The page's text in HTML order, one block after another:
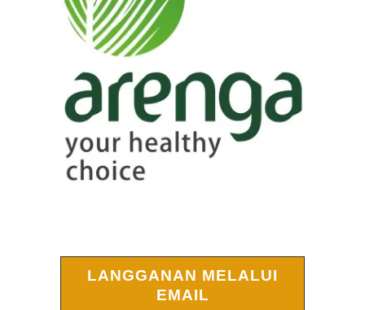
LANGGANAN MELALUI
EMAIL